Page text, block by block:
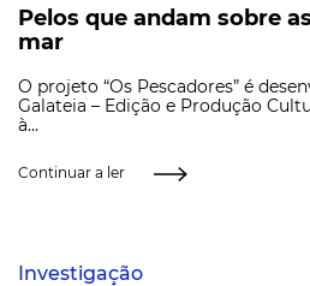
Pelos que andam sobre
mar
O projeto “Os Pescadores” é
Galateia – Edição e Produção
à...
Continuar a ler
Investigação